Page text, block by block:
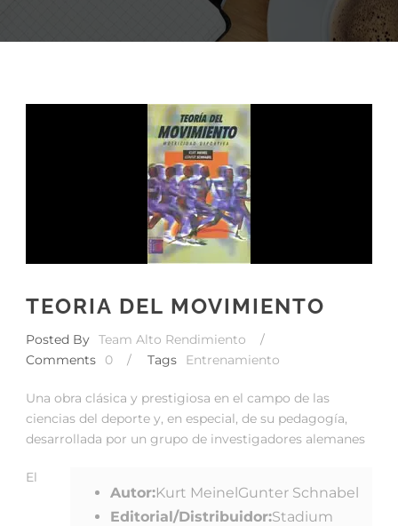
TEORIA DEL MOVIMIENTO
Posted By Team Alto Rendimiento
/
Comments
0 / Tags Entrenamiento
Una obra clásica y prestigiosa en el campo de las
ciencias del deporte y, en especial, de su pedagogía,
desarrollada por un grupo de investigadores alemanes
Autor:Kurt MeinelGunter Schnabel
Editorial/Distribuidor:Stadium
El